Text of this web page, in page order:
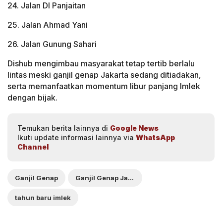
24. Jalan DI Panjaitan
25. Jalan Ahmad Yani
26. Jalan Gunung Sahari
Dishub mengimbau masyarakat tetap tertib berlalu
lintas meski ganjil genap Jakarta sedang ditiadakan,
serta memanfaatkan momentum libur panjang Imlek
dengan bijak.
Temukan berita lainnya di Google News
Ikuti update informasi lainnya via WhatsApp
Channel
Ganjil Genap Ganjil Genap Jakarta
tahun baru imlek